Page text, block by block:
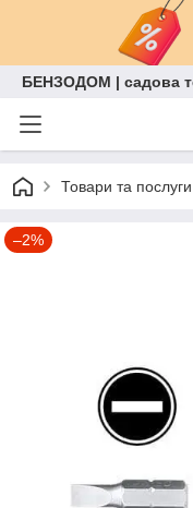
БЕНЗОДОМ | садова
Товари та послуги
–2%